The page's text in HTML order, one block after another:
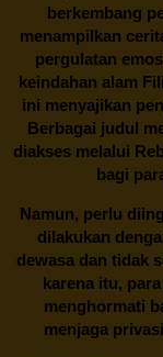
berkembang
menampilkan
pergulatan
keindahan alam
ini menyajikan
Berbagai judul
diakses melalui
bagi
Namun, perlu
dilakukan
dewasa dan tidak
karena itu,
menghormati
menjaga